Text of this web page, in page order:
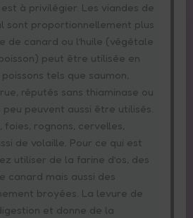
à privilégier. Les viandes de
sont proportionnellement plus
de canard ou l’huile (végétale
peut être utilisée en
tels que saumon,
réputés sans thiaminase ou
peuvent aussi être utilisés.
rognons, cervelles,
de volaille. Pour ce qui est
utiliser de la farine d’os, des
canard mais aussi des
broyées. La levure de
et donne de la